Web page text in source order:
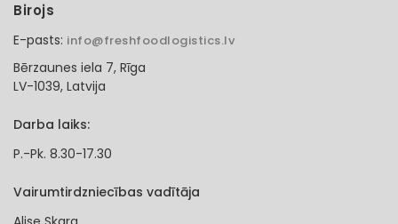
Birojs
E-pasts: info@freshfoodlogistics.lv
Bērzaunes iela 7, Rīga
LV-1039, Latvija
Darba laiks:
P.-Pk. 8.30-17.30
Vairumtirdzniecības vadītāja